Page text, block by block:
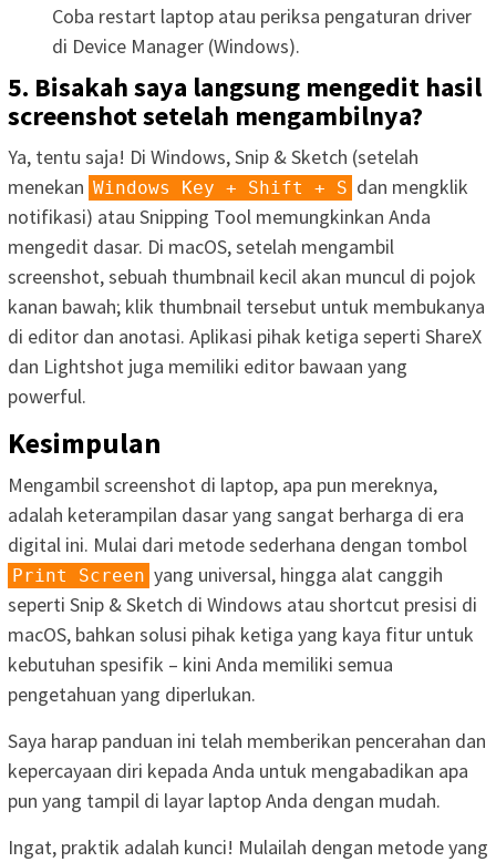
Coba restart laptop atau periksa pengaturan driver
di Device Manager (Windows).
5. Bisakah saya langsung mengedit hasil
screenshot setelah mengambilnya?
Ya, tentu saja! Di Windows, Snip & Sketch (setelah
menekan Windows Key + Shift + S dan mengklik
notifikasi) atau Snipping Tool memungkinkan Anda
mengedit dasar. Di macOS, setelah mengambil
screenshot, sebuah thumbnail kecil akan muncul di pojok
kanan bawah; klik thumbnail tersebut untuk membukanya
di editor dan anotasi. Aplikasi pihak ketiga seperti ShareX
dan Lightshot juga memiliki editor bawaan yang
powerful.
Kesimpulan
Mengambil screenshot di laptop, apa pun mereknya,
adalah keterampilan dasar yang sangat berharga di era
digital ini. Mulai dari metode sederhana dengan tombol
Print Screen yang universal, hingga alat canggih
seperti Snip & Sketch di Windows atau shortcut presisi di
macOS, bahkan solusi pihak ketiga yang kaya fitur untuk
kebutuhan spesifik – kini Anda memiliki semua
pengetahuan yang diperlukan.
Saya harap panduan ini telah memberikan pencerahan dan
kepercayaan diri kepada Anda untuk mengabadikan apa
pun yang tampil di layar laptop Anda dengan mudah.
Ingat, praktik adalah kunci! Mulailah dengan metode yang